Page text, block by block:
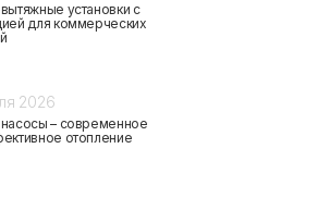
установки с
для коммерческих
2026
– современное
отопление